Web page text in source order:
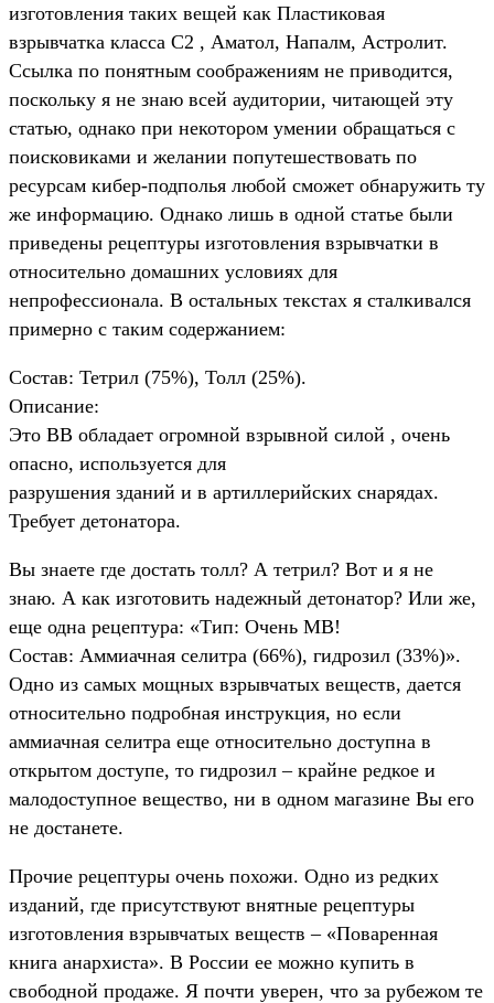
изготовления таких вещей как Пластиковая
взрывчатка класса С2 , Аматол, Напалм, Астролит.
Ссылка по понятным соображениям не приводится,
поскольку я не знаю всей аудитории, читающей эту
статью, однако при некотором умении обращаться с
поисковиками и желании попутешествовать по
ресурсам кибер-подполья любой сможет обнаружить ту
же информацию. Однако лишь в одной статье были
приведены рецептуры изготовления взрывчатки в
относительно домашних условиях для
непрофессионала. В остальных текстах я сталкивался
примерно с таким содержанием:
Состав: Тетрил (75%), Толл (25%).
Описание:
Это ВВ обладает огромной взрывной силой , очень
опасно, используется для
разрушения зданий и в артиллерийских снарядах.
Требует детонатора.
Вы знаете где достать толл? А тетрил? Вот и я не
знаю. А как изготовить надежный детонатор? Или же,
еще одна рецептура: «Тип: Очень MB!
Состав: Аммиачная селитра (66%), гидрозил (33%)».
Одно из самых мощных взрывчатых веществ, дается
относительно подробная инструкция, но если
аммиачная селитра еще относительно доступна в
открытом доступе, то гидрозил – крайне редкое и
малодоступное вещество, ни в одном магазине Вы его
не достанете.
Прочие рецептуры очень похожи. Одно из редких
изданий, где присутствуют внятные рецептуры
изготовления взрывчатых веществ – «Поваренная
книга анархиста». В России ее можно купить в
свободной продаже. Я почти уверен, что за рубежом те